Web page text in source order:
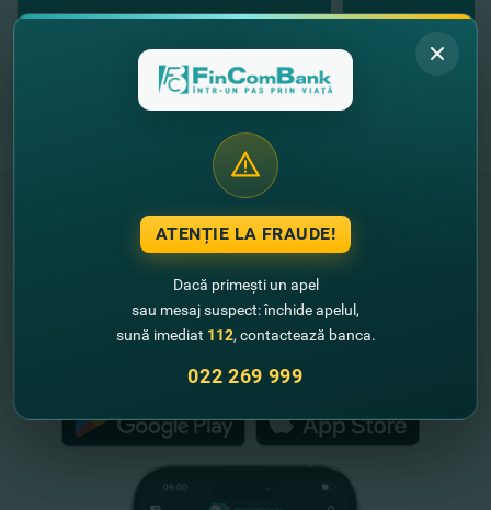
"FinComBank" S.A. este membră a
Schemei de Garantare a Depozitelor
din Republica Moldova
ATENȚIE LA FRAUDE!
Dacă primești un apel
sau mesaj suspect: închide apelul,
sună imediat 112, contactează banca.
022 269 999